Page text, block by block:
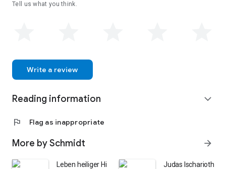
Tell us what you think.
Write a review
Reading information expand_more
flag Flag as inappropriate
More by Schmidt arrow_forward
Leben heiliger Hirten und Bauren: welche in disem...
Judas Ischarioth: